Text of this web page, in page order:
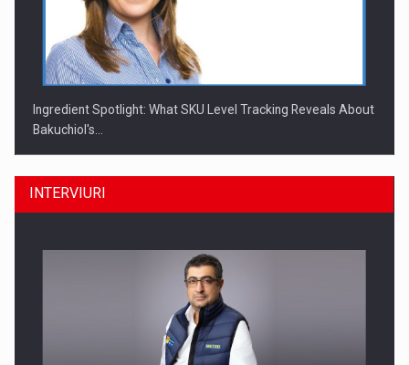
Ingredient Spotlight: What SKU Level Tracking Reveals About
Bakuchiol's…
INTERVIURI